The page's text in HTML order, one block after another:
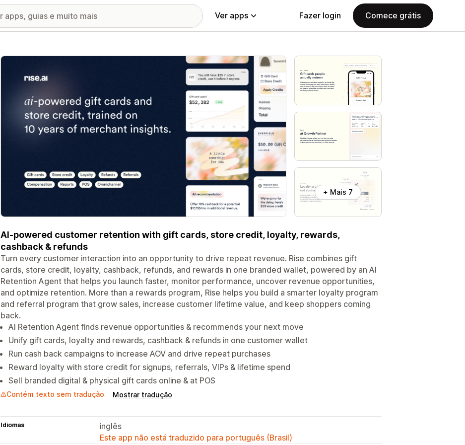
Ver apps Fazer login Comece grátis
Galeria de imagens em destaque
+ Mais 7
AI-powered customer retention with gift cards, store credit, loyalty, rewards,
cashback & refunds
Turn every customer interaction into an opportunity to drive repeat revenue. Rise combines gift
cards, store credit, loyalty, cashback, refunds, and rewards in one branded wallet, powered by an AI
Retention Agent that helps you launch faster, monitor performance, uncover revenue opportunities,
and optimize retention. More than a rewards program, Rise helps you build a smarter loyalty program
and referral program that grow sales, increase customer lifetime value, and keep shoppers coming
back.
AI Retention Agent finds revenue opportunities & recommends your next move
Unify gift cards, loyalty and rewards, cashback & refunds in one customer wallet
Run cash back campaigns to increase AOV and drive repeat purchases
Reward loyalty with store credit for signups, referrals, VIPs & lifetime spend
Sell branded digital & physical gift cards online & at POS
Contém texto sem tradução Mostrar tradução
Idiomas
inglês
Este app não está traduzido para português (Brasil)